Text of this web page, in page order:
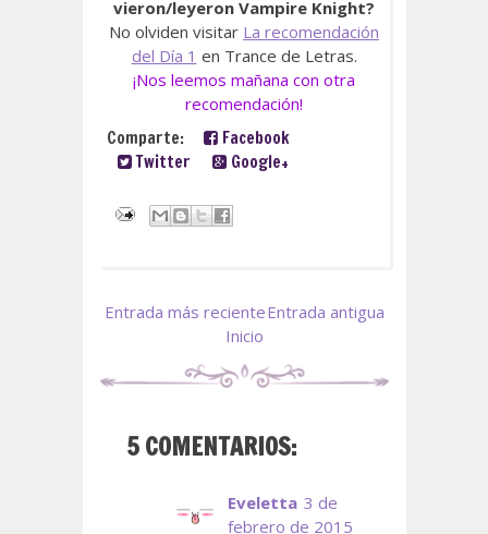
vieron/leyeron Vampire Knight?
No olviden visitar La recomendación
del Día 1 en Trance de Letras.
¡Nos leemos mañana con otra
recomendación!
Comparte:
Facebook
Twitter
Google+
Entrada más recienteEntrada antigua
Inicio
5 COMENTARIOS:
Eveletta 3 de
febrero de 2015